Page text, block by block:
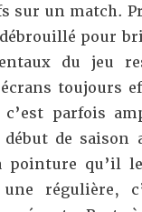
sur un match.
pour
du jeu
toujours
c’est parfois
de
pointure qu’il
régulière,